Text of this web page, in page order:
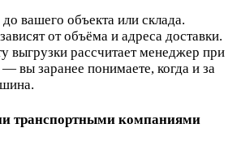
вашего объекта или склада.
от объёма и адреса доставки.
выгрузки рассчитает менеджер при
вы заранее понимаете, когда и за
транспортными компаниями